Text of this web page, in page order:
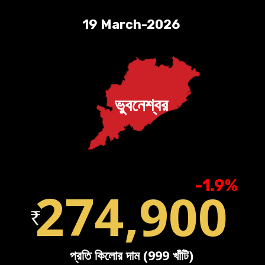
274,900
19 March-2026
প্রতি কিলোর দাম (999 খাঁটি)
ভুবনেশ্বর
-1.9%